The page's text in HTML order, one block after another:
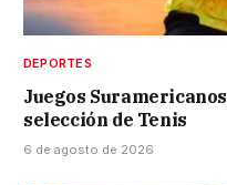
DEPORTES
Juegos
selección de Tenis
6 de agosto de 2026